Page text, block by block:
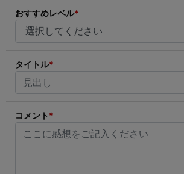
おすすめレベル*
タイトル*
コメント *